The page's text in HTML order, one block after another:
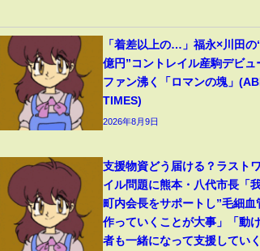
「着差以上の…」福永×川田の
億円”コントレイル産駒デビュ
ファン沸く「ロマンの塊」
TIMES)
2026年8月9日
支援物資どう届ける？ラスト
イル問題に熊本・八代市長「
町内会長をサポートし”毛細血
作っていくことが大事」「動
者も一緒になって支援してい